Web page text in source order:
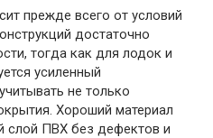
прежде всего от условий
достаточно
тогда как для лодок и
усиленный
не только
Хороший материал
слой ПВХ без дефектов и